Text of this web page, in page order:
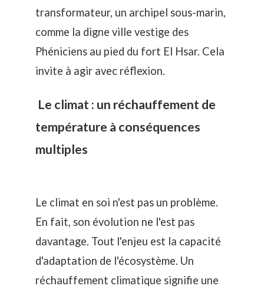
transformateur, un archipel sous-marin,
comme la digne ville vestige des
Phéniciens au pied du fort El Hsar. Cela
invite à agir avec réflexion.
Le climat : un réchauffement de
température à conséquences
multiples
Le climat en soi n'est pas un problème.
En fait, son évolution ne l'est pas
davantage. Tout l'enjeu est la capacité
d'adaptation de l'écosystème. Un
réchauffement climatique signifie une